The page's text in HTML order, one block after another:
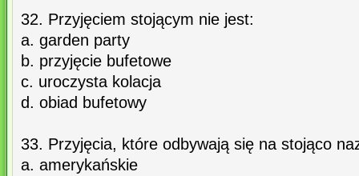
32. Przyjęciem stojącym nie jest:
a. garden party
b. przyjęcie bufetowe
c. uroczysta kolacja
d. obiad bufetowy
33. Przyjęcia, które odbywają się na stojąco
a. amerykańskie